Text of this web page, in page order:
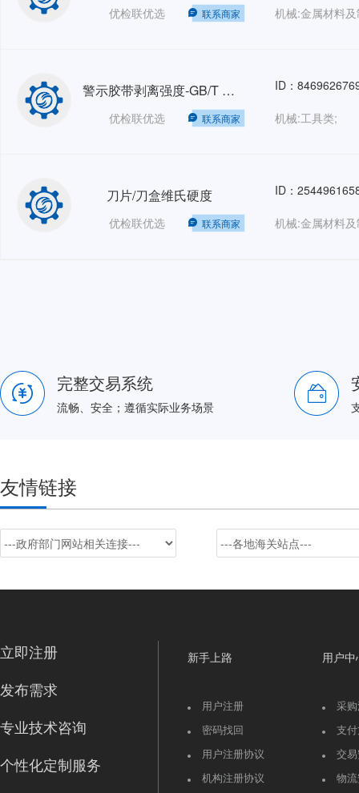
优检联优选 联系商家
警示胶带剥离强度-GB/T 2792-2014
优检联优选 联系商家
ID：
机械:工具类;
刀片/刀盒维氏硬度
优检联优选 联系商家
ID：
完整交易系统
流畅、安全；遵循实际业务场景
友情链接
立即注册
发布需求
专业技术咨询
个性化定制服务
新手上路
用户注册
密码找回
用户注册协议
机构注册协议
用户中
采
支
交
物